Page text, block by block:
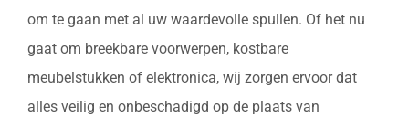
om te gaan met al uw waardevolle spullen. Of het nu
gaat om breekbare voorwerpen, kostbare
meubelstukken of elektronica, wij zorgen ervoor dat
alles veilig en onbeschadigd op de plaats van